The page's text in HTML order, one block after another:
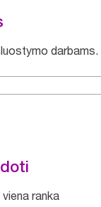
darbams.
ranka